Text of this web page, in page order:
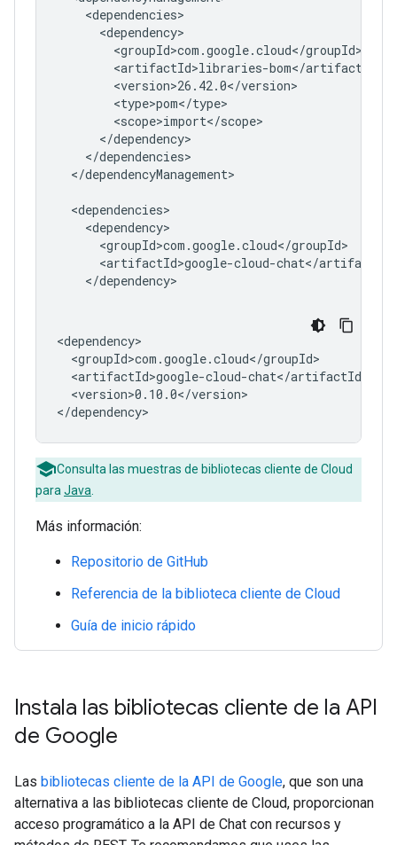
</dependencyManagement>
<version>0.10.0</version>
Consulta las muestras de bibliotecas cliente de Cloud
para Java
Más información:
Repositorio de GitHub
Referencia de la biblioteca cliente de Cloud
Guía de inicio rápido
Instala las bibliotecas cliente de la API
de Google
Las bibliotecas cliente de la API de Google, que son una
alternativa a las bibliotecas cliente de Cloud, proporcionan
acceso programático a la API de Chat con recursos y